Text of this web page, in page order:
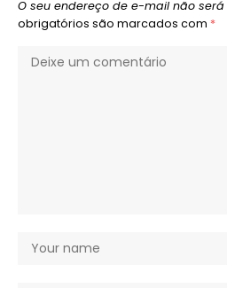
O seu endereço de e-mail não
obrigatórios são marcados com *